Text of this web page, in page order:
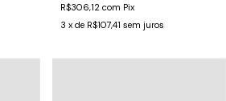
R$306,12 com Pix
3 x de R$107,41 sem juros